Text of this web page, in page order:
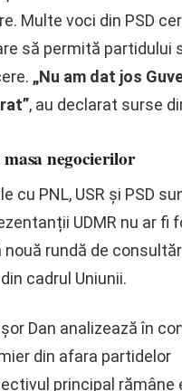
Multe voci din PSD
să permită partidului
„Nu am dat jos
, au declarat surse
masa negocierilor
cu PNL, USR și PSD
UDMR nu ar fi
rundă de
cadrul Uniunii.
Dan analizează în
din afara partidelor
principal rămâne